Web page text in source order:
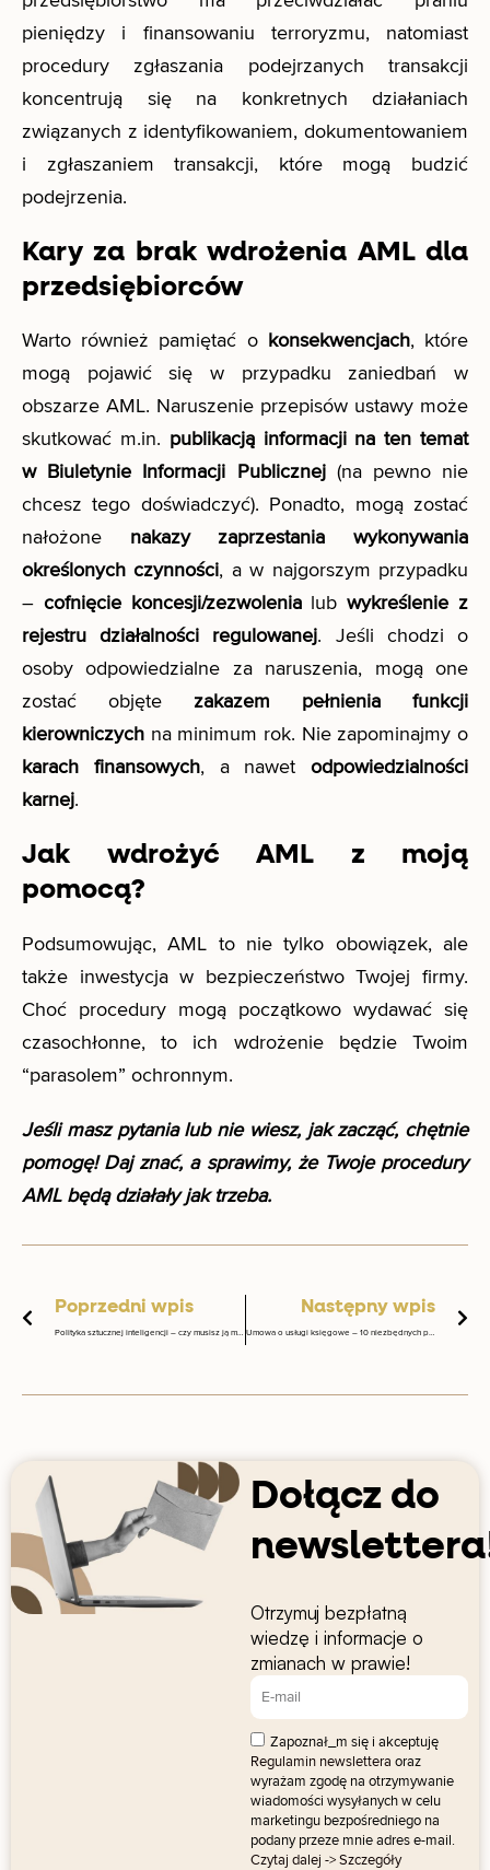
pieniędzy i finansowaniu terroryzmu, natomiast
procedury zgłaszania podejrzanych transakcji
koncentrują się na konkretnych działaniach
związanych z identyfikowaniem, dokumentowaniem
i zgłaszaniem transakcji, które mogą budzić
podejrzenia.
Kary za brak wdrożenia AML dla
przedsiębiorców
Warto również pamiętać o konsekwencjach, które
mogą pojawić się w przypadku zaniedbań w
obszarze AML. Naruszenie przepisów ustawy może
skutkować m.in. publikacją informacji na ten temat
w Biuletynie Informacji Publicznej (na pewno nie
chcesz tego doświadczyć). Ponadto, mogą zostać
nałożone nakazy zaprzestania wykonywania
określonych czynności, a w najgorszym przypadku
– cofnięcie koncesji/zezwolenialubwykreślenie z
rejestru działalności regulowanej. Jeśli chodzi o
osoby odpowiedzialne za naruszenia, mogą one
zostać objęte zakazem pełnienia funkcji
kierowniczych na minimum rok. Nie zapominajmy o
karach finansowych, a nawet odpowiedzialności
karnej.
Jak wdrożyć AML z moją
pomocą?
Podsumowując, AML to nie tylko obowiązek, ale
także inwestycja w bezpieczeństwo Twojej firmy.
Choć procedury mogą początkowo wydawać się
czasochłonne, to ich wdrożenie będzie Twoim
“parasolem” ochronnym.
Jeśli masz pytania lub nie wiesz, jak zacząć, chętnie
pomogę! Daj znać, a sprawimy, że Twoje procedury
AML będą działały jak trzeba.
Poprzedni wpis Następny wpis
Umowa o usługi księgowe – 10 niezbędnych postanowień w umowie
Dołącz do
Otrzymuj bezpłatną
wiedzę i informacje o
zmianach w prawie!
Zapoznał_m się i akceptuję
Regulamin newslettera oraz
wyrażam zgodę na otrzymywanie
wiadomości wysyłanych w celu
marketingu bezpośredniego na
podany przeze mnie adres e-mail.
Czytaj dalej -> Szczegóły